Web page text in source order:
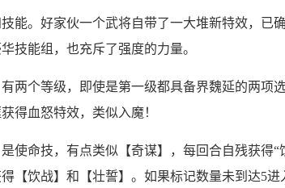
能。好家伙一个武将自带了一大堆新特效，已
技能组，也充斥了强度的力量。
两个等级，即使是第一级都具备界魏延的两项
得血怒特效，类似入魔！
使命技，有点类似【奇谋】，每回合自残获得
得【饮战】和【壮誓】。如果标记数量未到达5